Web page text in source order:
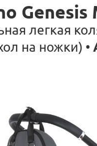
Genesis
легкая
на ножки) •